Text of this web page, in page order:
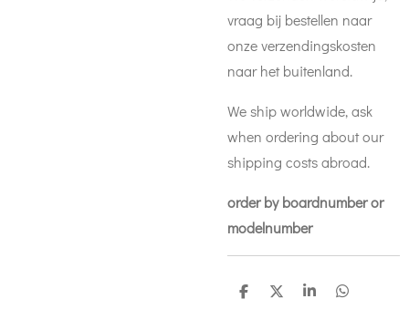
vraag bij bestellen naar
onze verzendingskosten
naar het buitenland.
We ship worldwide, ask
when ordering about our
shipping costs abroad.
order by boardnumber or
modelnumber
D
D
S
D